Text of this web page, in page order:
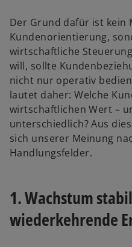
Der Grund dafür ist kein
Kundenorientierung,
wirtschaftliche
will, sollte
nicht nur operativ
lautet daher: Welche
wirtschaftlichen Wert –
unterschiedlich? Aus
sich unserer Meinung
Handlungsfelder.
1. Wachstum
wiederkehrende